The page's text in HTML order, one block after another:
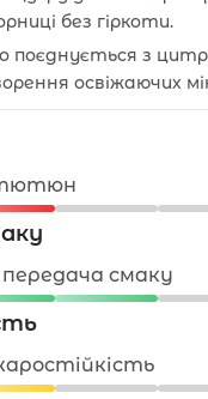
без гіркоти.
поєднується з
освіжаючих
тютюн
передача смаку